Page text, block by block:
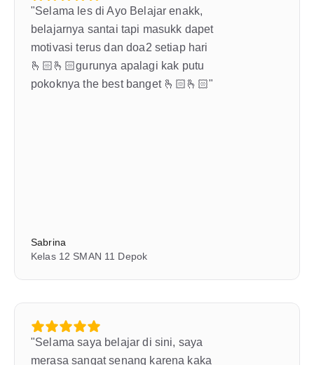
"Selama les di Ayo Belajar enakk,
belajarnya santai tapi masukk dapet
motivasi terus dan doa2 setiap hari
🫰🏻🫰🏻gurunya apalagi kak putu
pokoknya the best banget 🫰🏻🫰🏻"
Sabrina
Kelas 12 SMAN 11 Depok
"Selama saya belajar di sini, saya
merasa sangat senang karena kaka